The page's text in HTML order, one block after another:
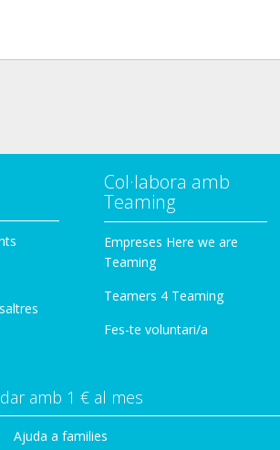
Col·labora amb
Teaming
Empreses Here we are
Teaming
Teamers 4 Teaming
Fes-te voluntari/a
amb 1 € al mes
Ajuda a families